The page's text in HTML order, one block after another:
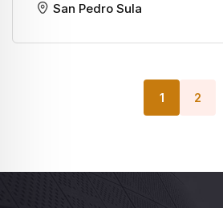
San Pedro Sula
1 2